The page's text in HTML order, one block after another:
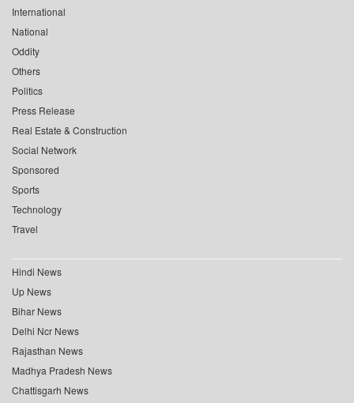
International
National
Oddity
Others
Politics
Press Release
Real Estate & Construction
Social Network
Sponsored
Sports
Technology
Travel
Hindi News
Up News
Bihar News
Delhi Ncr News
Rajasthan News
Madhya Pradesh News
Chattisgarh News